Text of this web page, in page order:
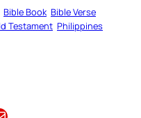
Bible Book Bible Verse
Testament Philippines